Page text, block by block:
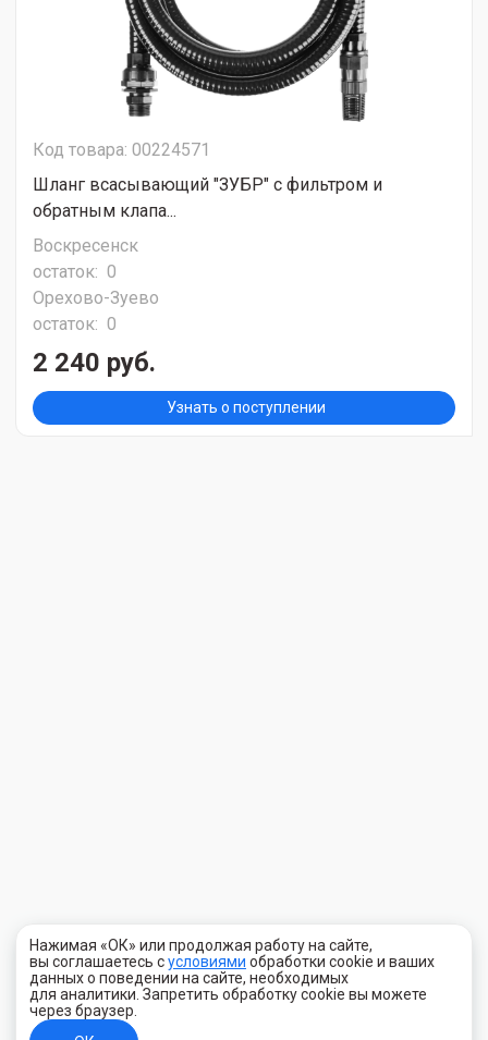
Код товара: 00224571
Шланг всасывающий "ЗУБР" с фильтром и
обратным клапа...
Воскресенск
остаток: 0
Орехово-Зуево
остаток: 0
2 240 руб.
Узнать о поступлении
Нажимая «ОК» или продолжая работу на сайте,
вы соглашаетесь сусловиями обработки cookie и ваших
данных о поведении на сайте, необходимых
для аналитики. Запретить обработку cookie вы можете
через браузер.